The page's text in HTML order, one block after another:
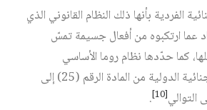
الفردية بأنها ذلك النظام القانوني الذي
عما ارتكبوه من أفعال جسيمة تمسّ
كما حدّدها نظام روما الأساسي
المؤسس للمحكمة الجنائية الدولية من المادة الرقم (25) إلى
[10]
.